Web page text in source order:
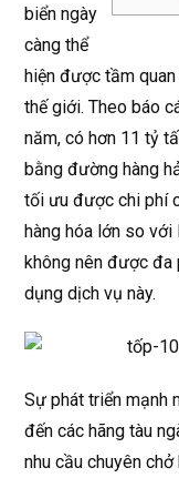
biển ngày
càng thể
hiện được tầm
thế giới. Theo báo
năm, có hơn 11 tỷ
bằng đường hàng
tối ưu được chi phí
hàng hóa lớn so
không nên được đa
dụng dịch vụ này.
Sự phát triển mạnh
đến các hãng tàu
nhu cầu chuyên